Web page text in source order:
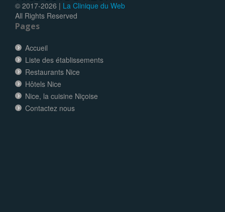
© 2017-2026 | La Clinique du Web
All Rights Reserved
Pages
Accueil
Liste des établissements
Restaurants Nice
Hôtels Nice
Nice, la cuisine Niçoise
Contactez nous